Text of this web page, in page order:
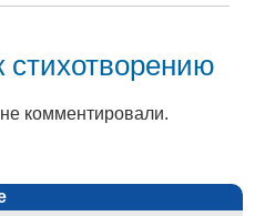
комментировали.